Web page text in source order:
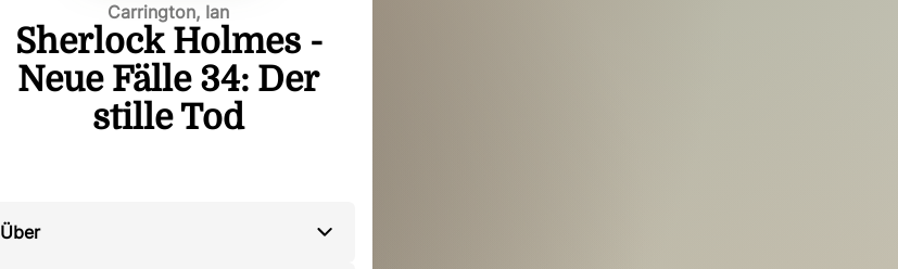
Carrington, Ian
Sherlock Holmes -
Neue Fälle 34: Der
stille Tod
Über